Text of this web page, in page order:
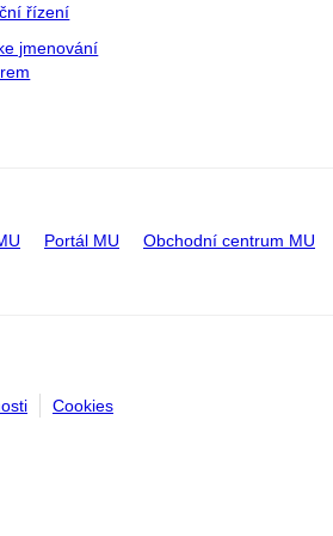
řízení
jmenování
Portál MU Obchodní centrum MU
Cookies